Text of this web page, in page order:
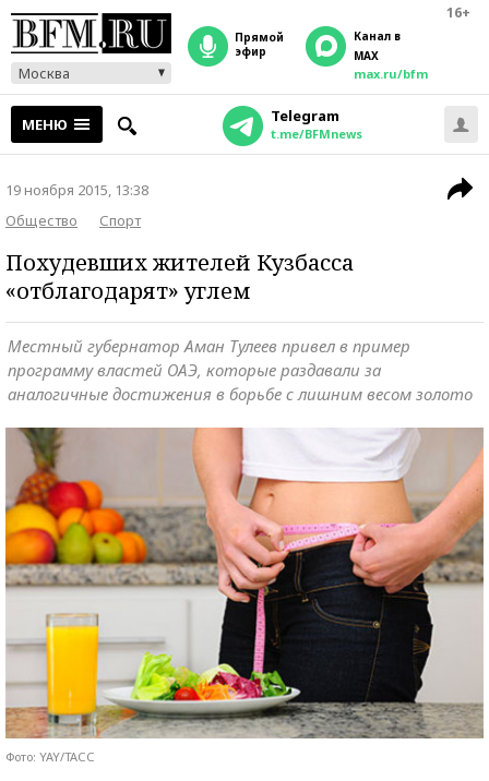
16+
Москва
прямой
эфир
Канал в
MAX
max.ru/bfm
МЕНЮ Telegram
t.me/BFMnews
19 ноября 2015, 13:38
Общество
Спорт
Похудевших жителей Кузбасса
«отблагодарят» углем
Местный губернатор Аман Тулеев привел в пример
программу властей ОАЭ, которые раздавали за
аналогичные достижения в борьбе с лишним весом золото
Фото: YAY/ТАСС